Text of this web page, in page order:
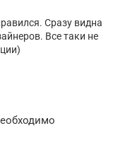
Сразу видна
Все таки не